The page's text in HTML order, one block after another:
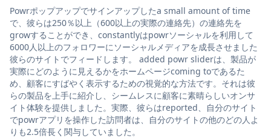
Powrポップアップでサインアップしたa small amount of time
で、彼らは250％以上（600以上の実際の連絡先）の連絡先を
growすることができ、constantlyはpowrソーシャルを利用して
6000人以上のフォロワーにソーシャルメディアを成長させました
彼らのサイトでフィードします。 added powr sliderは、製品が
実際にどのように見えるかをホームページcoming toであるた
め、顧客にすばやく表示するための視覚的な方法です。それは彼
らの製品を上手に紹介し、シームレスに顧客に素晴らしいオンサ
イト体験を提供しました。実際、彼らはreported、自分のサイト
でpowrアプリを操作した訪問者は、自分のサイトの他のどの人よ
りも2.5倍長く関与していました。